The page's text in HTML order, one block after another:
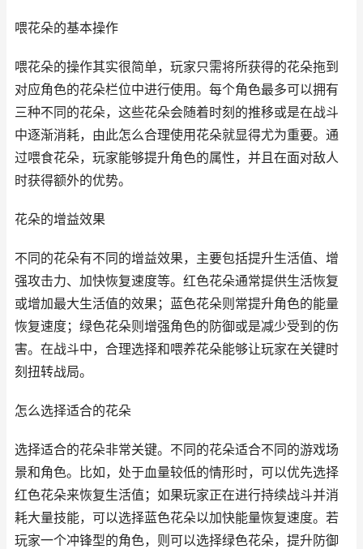
喂花朵的基本操作
喂花朵的操作其实很简单，玩家只需将所获得的花朵拖到
对应角色的花朵栏位中进行使用。每个角色最多可以拥有
三种不同的花朵，这些花朵会随着时刻的推移或是在战斗
中逐渐消耗，由此怎么合理使用花朵就显得尤为重要。通
过喂食花朵，玩家能够提升角色的属性，并且在面对敌人
时获得额外的优势。
花朵的增益效果
不同的花朵有不同的增益效果，主要包括提升生活值、增
强攻击力、加快恢复速度等。红色花朵通常提供生活恢复
或增加最大生活值的效果；蓝色花朵则常提升角色的能量
恢复速度；绿色花朵则增强角色的防御或是减少受到的伤
害。在战斗中，合理选择和喂养花朵能够让玩家在关键时
刻扭转战局。
怎么选择适合的花朵
选择适合的花朵非常关键。不同的花朵适合不同的游戏场
景和角色。比如，处于血量较低的情形时，可以优先选择
红色花朵来恢复生活值；如果玩家正在进行持续战斗并消
耗大量技能，可以选择蓝色花朵以加快能量恢复速度。若
玩家一个冲锋型的角色，则可以选择绿色花朵，提升防御